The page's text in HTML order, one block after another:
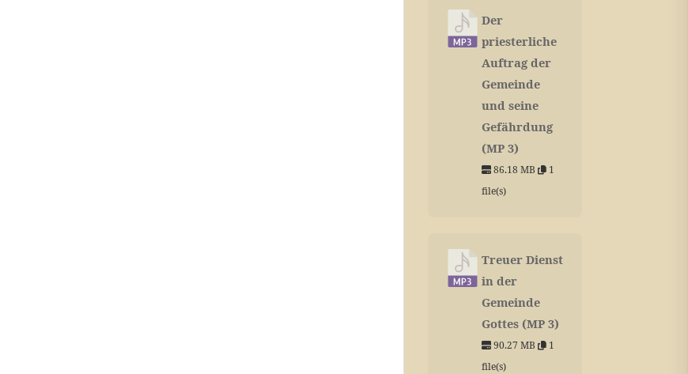
Der
priesterliche
Auftrag der
Gemeinde
und seine
Gefährdung
(MP 3)
86.18 MB
1
file(s)
Treuer Dienst
in der
Gemeinde
Gottes (MP 3)
90.27 MB
1
file(s)